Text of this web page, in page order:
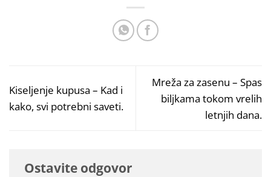
Kiseljenje kupusa – Kad i
kako, svi potrebni saveti.
Mreža za zasenu – Spas
biljkama tokom vrelih
letnjih dana.
Ostavite odgovor